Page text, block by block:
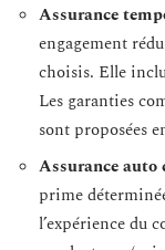
Assurance
engagement
choisis. Elle
Les garanties
sont proposées
Assurance auto
prime
l’expérience du